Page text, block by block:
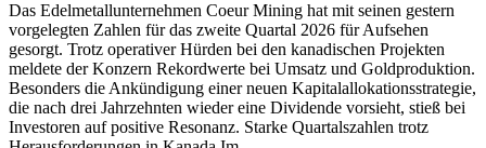
Das Edelmetallunternehmen Coeur Mining hat mit seinen gestern
vorgelegten Zahlen für das zweite Quartal 2026 für Aufsehen
gesorgt. Trotz operativer Hürden bei den kanadischen Projekten
meldete der Konzern Rekordwerte bei Umsatz und Goldproduktion.
Besonders die Ankündigung einer neuen Kapitalallokationsstrategie,
die nach drei Jahrzehnten wieder eine Dividende vorsieht, stieß bei
Investoren auf positive Resonanz. Starke Quartalszahlen trotz